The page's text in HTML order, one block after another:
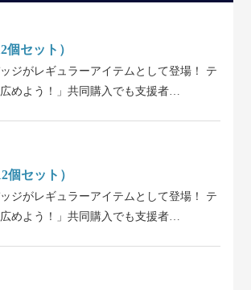
個セット）
ジがレギュラーアイテムとして登場！ テ
めよう！」共同購入でも支援者…
個セット）
ジがレギュラーアイテムとして登場！ テ
めよう！」共同購入でも支援者…